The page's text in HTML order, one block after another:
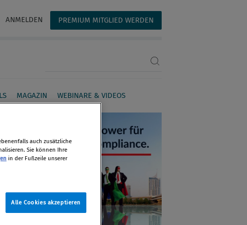
ANMELDEN PREMIUM MITGLIED WERDEN
MAGAZIN WEBINARE & VIDEOS
auch zusätzliche
Sie können Ihre
in der Fußzeile unserer
Alle Cookies akzeptieren